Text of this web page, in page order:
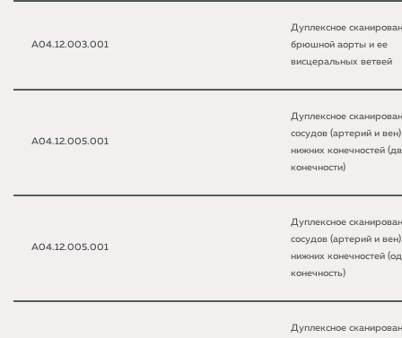
A04.12.003.001
Дуплексное
брюшной аорты и ее
висцеральных ветвей
A04.12.005.001
Дуплексное
сосудов (артерий и вен)
нижних конечностей
конечности)
A04.12.005.001
Дуплексное
сосудов (артерий и вен)
нижних конечностей
конечность)
Дуплексное